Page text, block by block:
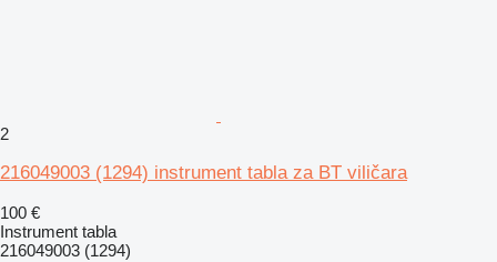
2
216049003 (1294) instrument tabla za BT viličara
100 €
Instrument tabla
216049003 (1294)